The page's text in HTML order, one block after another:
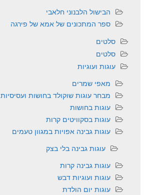
הבישול הלבנוני חלאבי
ספר המתכונים של אמא של פירגה
סלטים
סלטים
עוגות ועוגיות
מאפי שמרים
מבחר עוגות שוקולד בחושות ועסיסיות
עוגות בחושות
עוגות בסקוויטים קרות
עוגות גבינה אפויות במגוון טעמים
עוגות גבינה בלי בצק
עוגות גבינה קרות
עוגות ועוגיות דבש
עוגות יום הולדת